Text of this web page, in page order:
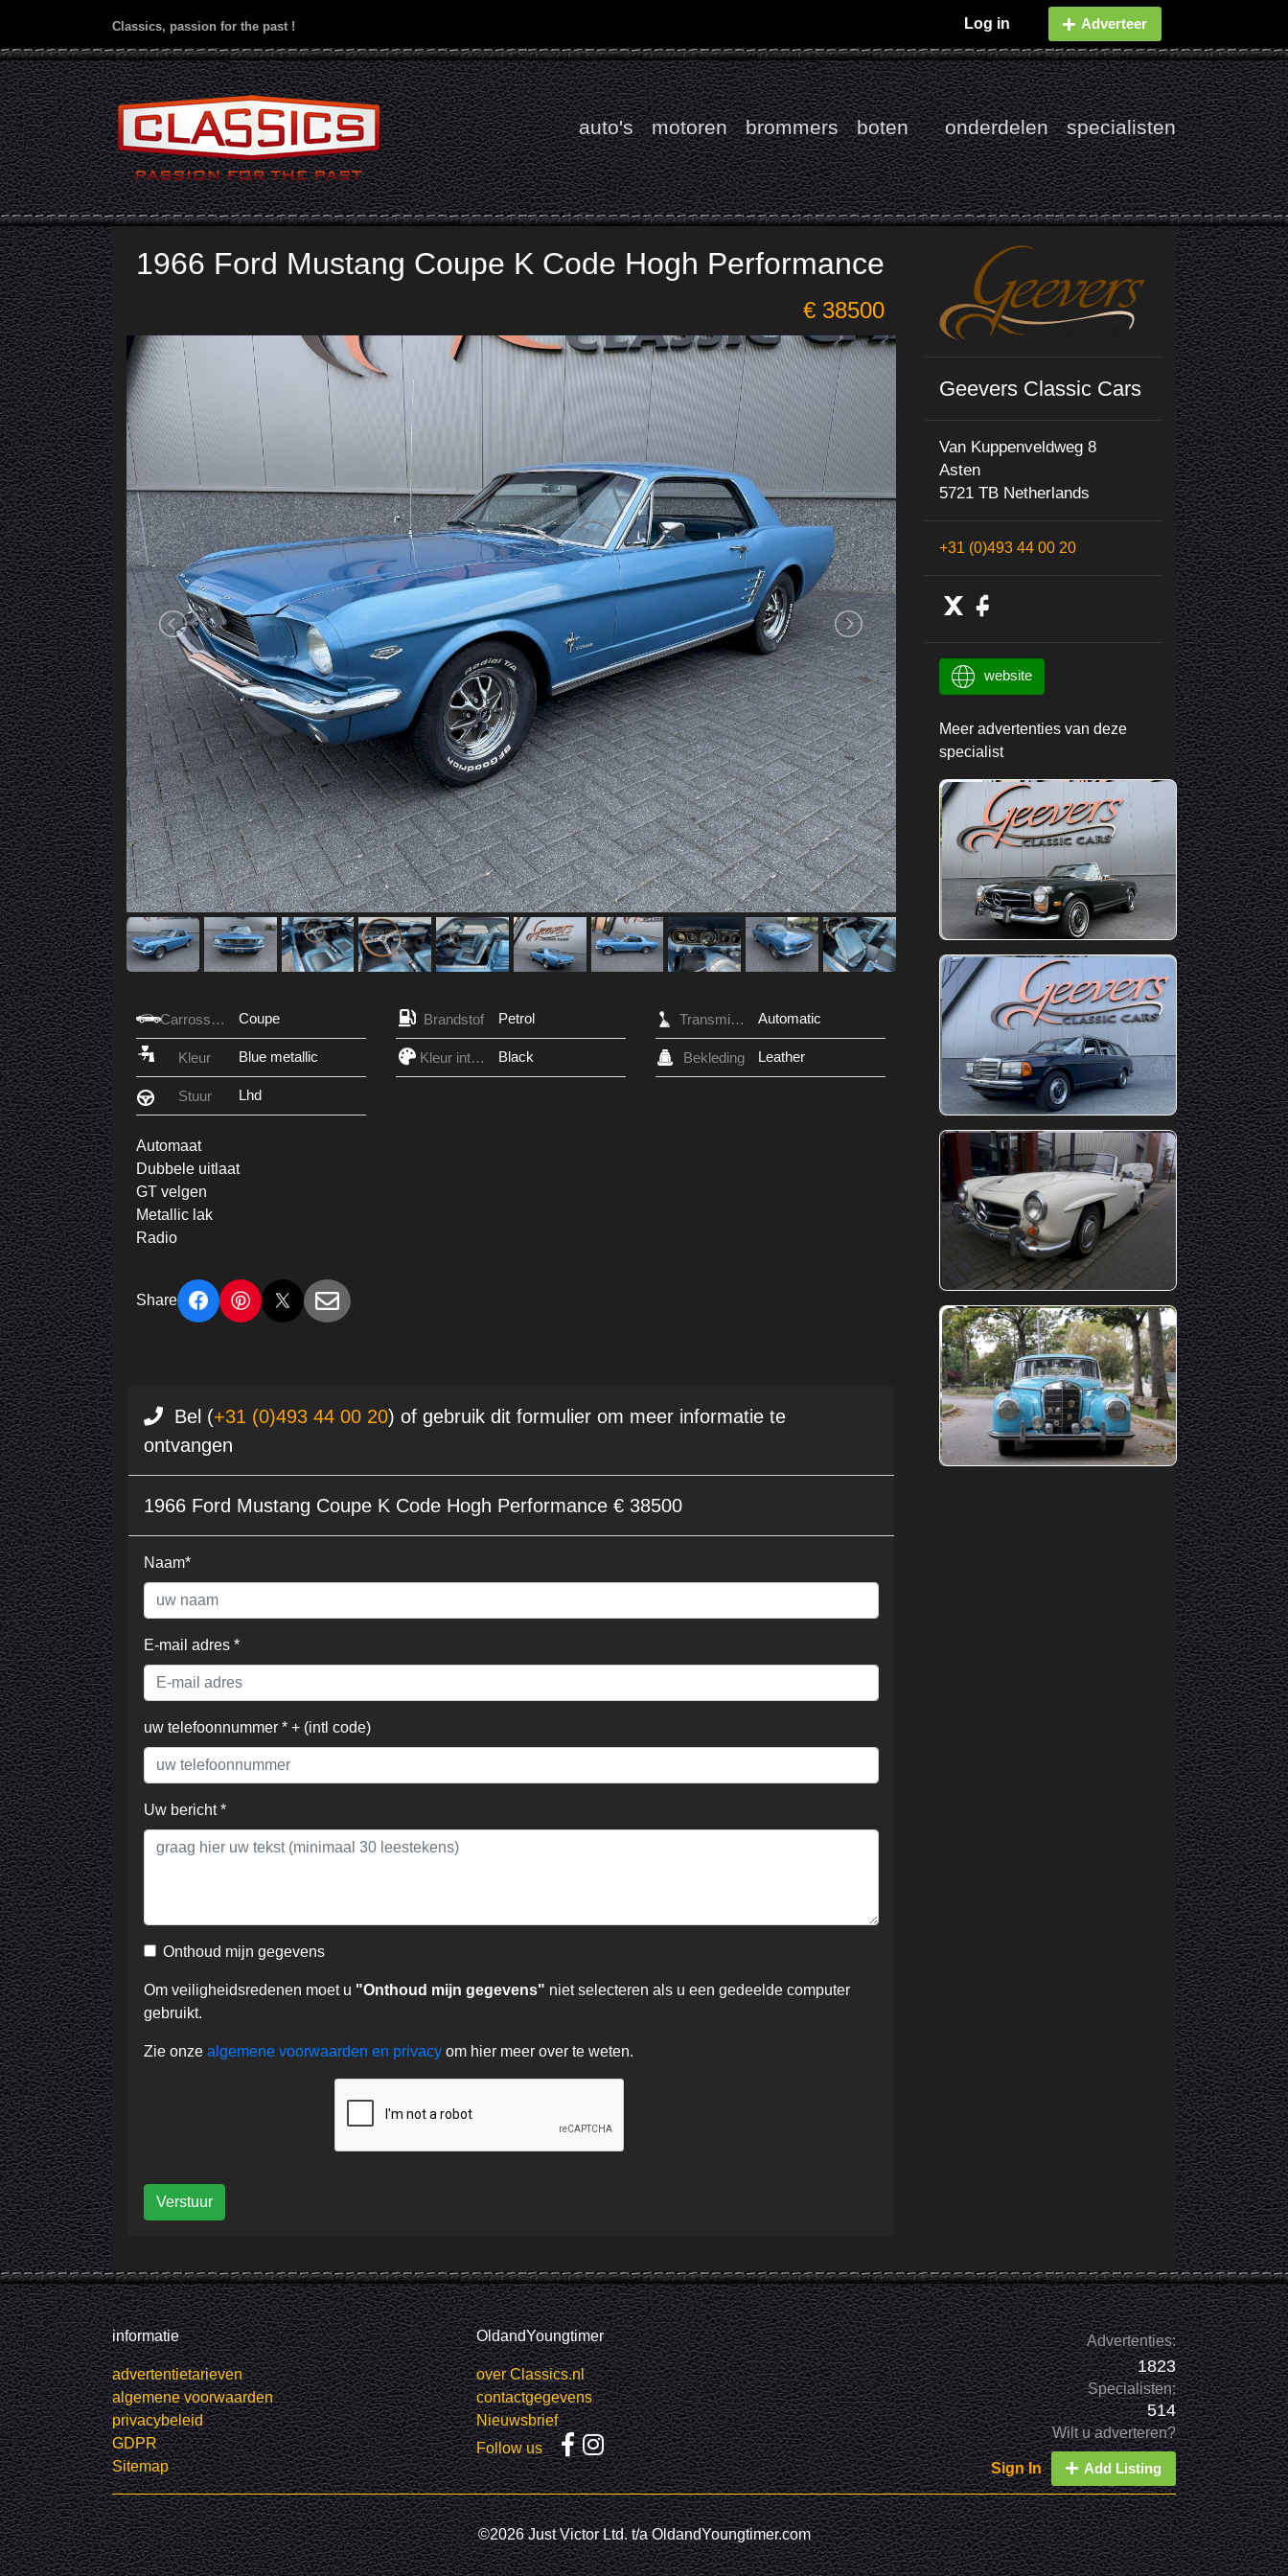
Classics, passion for the past ! Log in Adverteer
auto's motoren brommers boten onderdelen specialisten
1966 Ford Mustang Coupe K Code Hogh Performance
€ 38500
Carrosserie Coupe Brandstof Petrol Transmissie Automatic
Kleur Blue metallic Kleur interieur Black Bekleding Leather
Stuur Lhd
Automaat
Dubbele uitlaat
GT velgen
Metallic lak
Radio
Share
Bel (+31 (0)493 44 00 20) of gebruik dit formulier om meer informatie te
ontvangen
1966 Ford Mustang Coupe K Code Hogh Performance € 38500
Naam*
E-mail adres *
uw telefoonnummer * + (intl code)
Uw bericht *
Onthoud mijn gegevens
Om veiligheidsredenen moet u "Onthoud mijn gegevens" niet selecteren als u een gedeelde computer
gebruikt.
Zie onze algemene voorwaarden en privacy om hier meer over te weten.
Verstuur
Geevers Classic Cars
Van Kuppenveldweg 8
Asten
5721 TB Netherlands
+31 (0)493 44 00 20
website
Meer advertenties van deze
specialist
informatie
advertentietarieven
algemene voorwaarden
privacybeleid
GDPR
Sitemap
OldandYoungtimer
over Classics.nl
contactgegevens
Nieuwsbrief
Follow us
Advertenties:
1823
Specialisten:
514
Wilt u adverteren?
Sign In Add Listing
©2026 Just Victor Ltd. t/a OldandYoungtimer.com